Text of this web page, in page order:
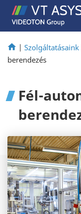
| Szolgáltatásaink
berendezés
Fél-